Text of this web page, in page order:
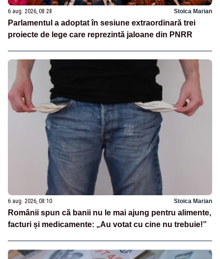
6 aug. 2026, 08:28 Stoica Marian
Parlamentul a adoptat în sesiune extraordinară trei
proiecte de lege care reprezintă jaloane din PNRR
6 aug. 2026, 08:10 Stoica Marian
Românii spun că banii nu le mai ajung pentru alimente,
facturi și medicamente: „Au votat cu cine nu trebuie!”